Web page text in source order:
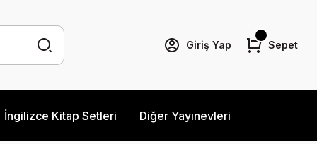
Giriş Yap Sepet
İngilizce Kitap Setleri Diğer Yayınevleri